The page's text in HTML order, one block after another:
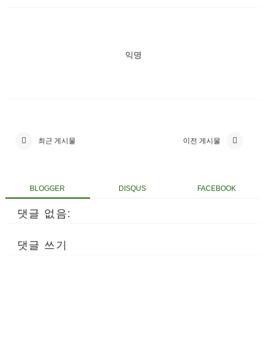
익명
최근 게시물 이전 게시물
BLOGGER DISQUS FACEBOOK
댓글 없음:
댓글 쓰기